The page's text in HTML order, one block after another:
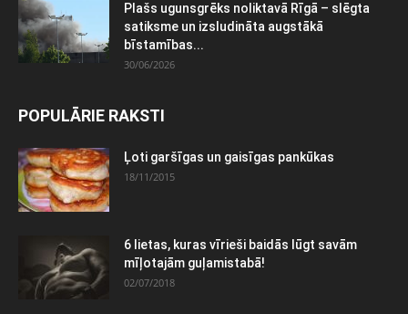
Plašs ugunsgrēks noliktavā Rīgā – slēgta
satiksme un izsludināta augstākā
bīstamības...
30/06/2026
POPULĀRIE RAKSTI
Ļoti garšīgas un gaisīgas pankūkas
18/11/2015
6 lietas, kuras vīrieši baidās lūgt savām
mīļotajām guļamistabā!
02/07/2018